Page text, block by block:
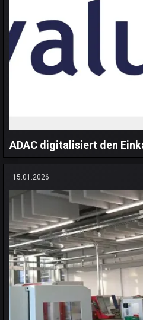
ADAC digitalisiert den
15.01.2026